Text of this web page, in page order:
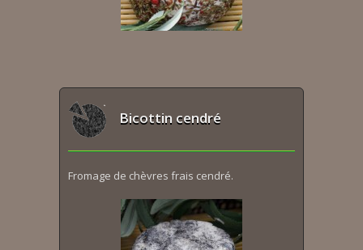
Bicottin cendré
Fromage de chèvres frais cendré.